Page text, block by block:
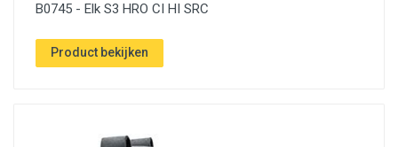
B0745 - Elk S3 HRO CI HI SRC
Product bekijken